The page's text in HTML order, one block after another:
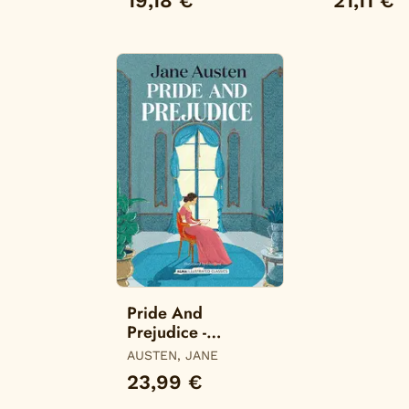
Pride And
Prejudice -
Annotated Edition
AUSTEN, JANE
23,99 €